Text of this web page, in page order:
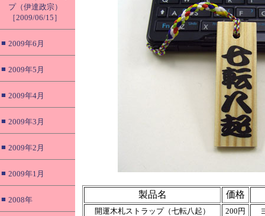
プ（伊達政宗）
［2009/06/15］
■ 2009年6月
■ 2009年5月
■ 2009年4月
■ 2009年3月
■ 2009年2月
■ 2009年1月
■ 2008年
製品名 価格
開運木札ストラップ（七転八起） 200円